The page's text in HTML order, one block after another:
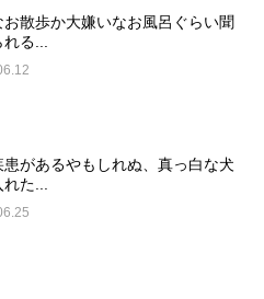
お散歩か大嫌いなお風呂ぐらい聞
る...
患があるやもしれぬ、真っ白な犬
た...